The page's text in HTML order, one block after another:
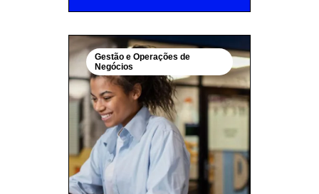
Gestão e Operações de
Negócios